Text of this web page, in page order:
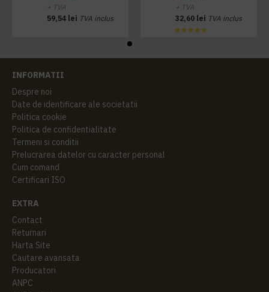
+ TVA
59,54 lei TVA inclus
+ TVA
32,60 lei TVA inclus
INFORMATII
Despre noi
Date de identificare ale societatii
Politica cookie
Politica de confidentialitate
Termeni si conditii
Prelucrarea datelor cu caracter personal
Cum comand
Certificari ISO
EXTRA
Contact
Returnari
Harta Site
Cautare avansata
Producatori
ANPC